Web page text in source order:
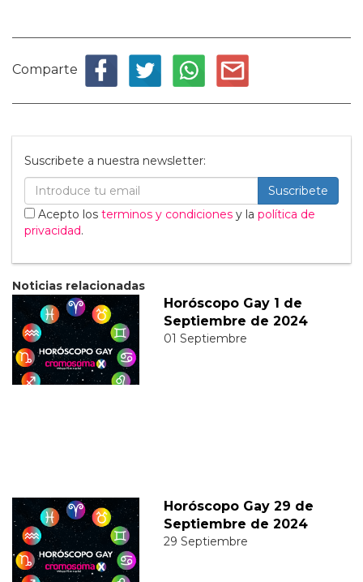
Comparte
Suscribete a nuestra newsletter:
Suscribete
Acepto los terminos y condiciones y la política de
privacidad.
Noticias relacionadas
Horóscopo Gay 1 de
Septiembre de 2024
01 Septiembre
Horóscopo Gay 29 de
Septiembre de 2024
29 Septiembre